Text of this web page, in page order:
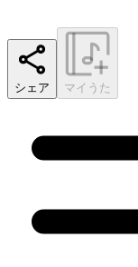
シェア マイうた